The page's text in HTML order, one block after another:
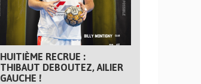
HUITIÈME RECRUE :
THIBAUT DEBOUTEZ, AILIER
GAUCHE !